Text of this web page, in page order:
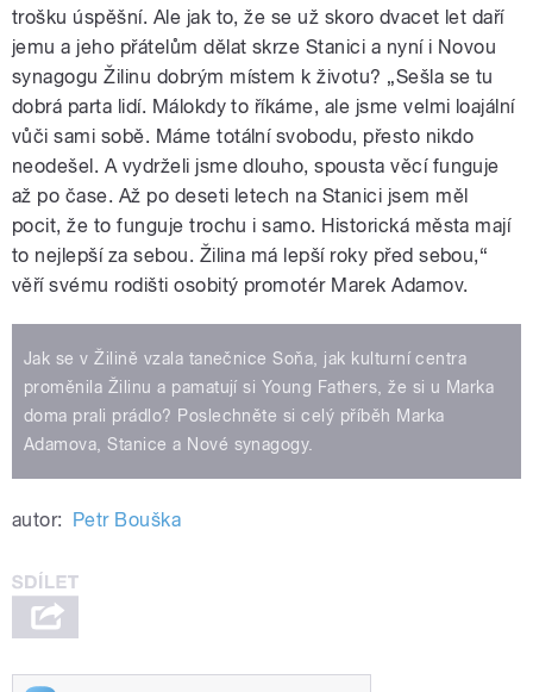
trošku úspěšní. Ale jak to, že se už skoro dvacet let daří
jemu a jeho přátelům dělat skrze Stanici a nyní i Novou
synagogu Žilinu dobrým místem k životu? „Sešla se tu
dobrá parta lidí. Málokdy to říkáme, ale jsme velmi loajální
vůči sami sobě. Máme totální svobodu, přesto nikdo
neodešel. A vydrželi jsme dlouho, spousta věcí funguje
až po čase. Až po deseti letech na Stanici jsem měl
pocit, že to funguje trochu i samo. Historická města mají
to nejlepší za sebou. Žilina má lepší roky před sebou,“
věří svému rodišti osobitý promotér Marek Adamov.
Jak se v Žilině vzala tanečnice Soňa, jak kulturní centra
proměnila Žilinu a pamatují si Young Fathers, že si u Marka
doma prali prádlo? Poslechněte si celý příběh Marka
Adamova, Stanice a Nové synagogy.
autor: Petr Bouška